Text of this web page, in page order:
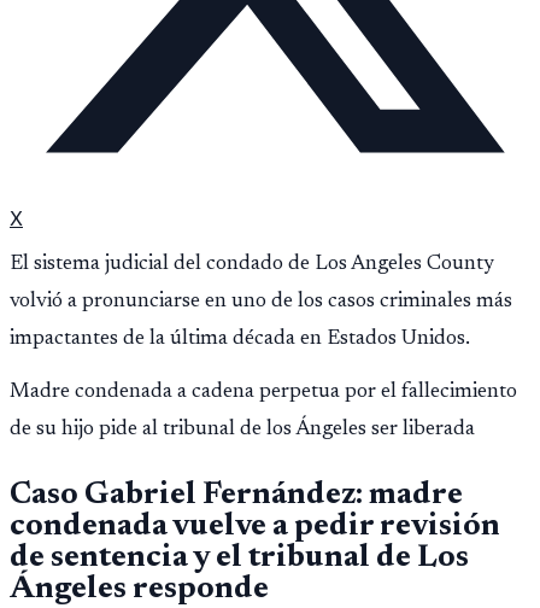
X
El sistema judicial del condado de Los Angeles County
volvió a pronunciarse en uno de los casos criminales más
impactantes de la última década en Estados Unidos.
Madre condenada a cadena perpetua por el fallecimiento
de su hijo pide al tribunal de los Ángeles ser liberada
Caso Gabriel Fernández: madre
condenada vuelve a pedir revisión
de sentencia y el tribunal de Los
Ángeles responde